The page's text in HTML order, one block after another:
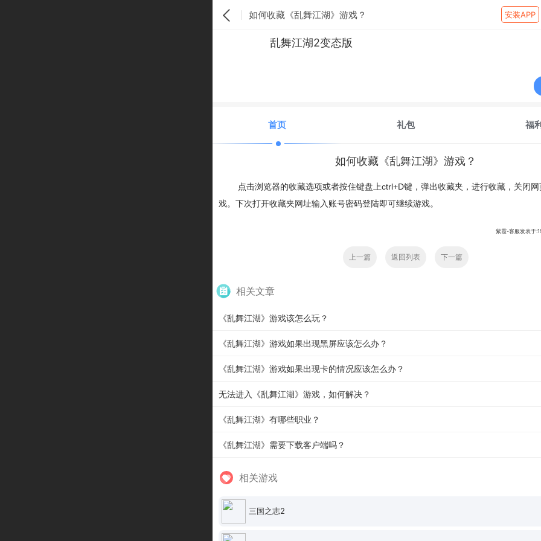
如何收藏《乱舞江湖》游戏？ 安装APP
乱舞江湖2变态版
首页 礼包 福
如何收藏《乱舞江湖》游戏？
点击浏览器的收藏选项或者按住键盘上ctrl+D键，弹出收藏夹，进行收藏，关闭
戏。下次打开收藏夹网址输入账号密码登陆即可继续游戏。
紫霞-客服发表于
上一篇 返回列表 下一篇
相关文章
《乱舞江湖》游戏该怎么玩？
《乱舞江湖》游戏如果出现黑屏应该怎么办？
《乱舞江湖》游戏如果出现卡的情况应该怎么办？
无法进入《乱舞江湖》游戏，如何解决？
《乱舞江湖》有哪些职业？
《乱舞江湖》需要下载客户端吗？
相关游戏
三国之志2